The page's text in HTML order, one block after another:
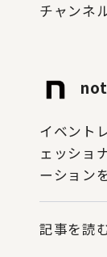
チャンネ
イベント
ェッショ
ーション
記事を読